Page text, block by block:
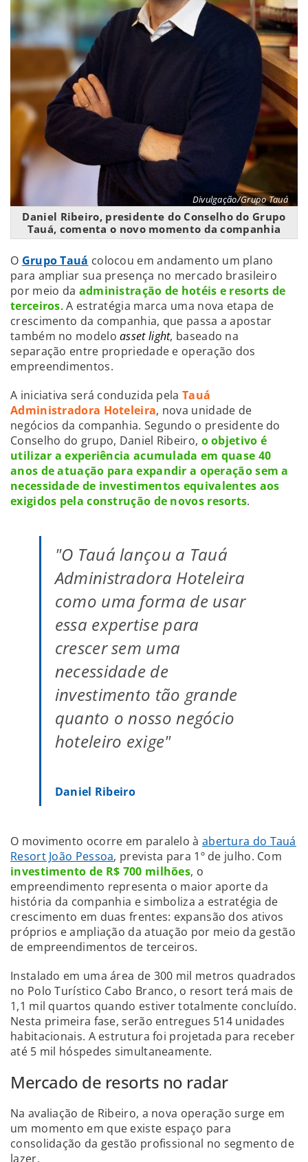
Divulgação/Grupo Tauá
Daniel Ribeiro, presidente do Conselho do Grupo
Tauá, comenta o novo momento da companhia
O Grupo Tauá colocou em andamento um plano
para ampliar sua presença no mercado brasileiro
por meio da administração de hotéis e resorts de
terceiros. A estratégia marca uma nova etapa de
crescimento da companhia, que passa a apostar
também no modeloasset light, baseado na
separação entre propriedade e operação dos
empreendimentos.
A iniciativa será conduzida pela Tauá
Administradora Hoteleira, nova unidade de
negócios da companhia. Segundo o presidente do
Conselho do grupo, Daniel Ribeiro, o objetivo é
utilizar a experiência acumulada em quase 40
anos de atuação para expandir a operação sem a
necessidade de investimentos equivalentes aos
exigidos pela construção de novos resorts.
"O Tauá lançou a Tauá
Administradora Hoteleira
como uma forma de usar
essa expertise para
crescer sem uma
necessidade de
investimento tão grande
quanto o nosso negócio
hoteleiro exige"
Daniel Ribeiro
O movimento ocorre em paralelo à abertura do Tauá
Resort João Pessoa, prevista para 1º de julho. Com
investimento de R$ 700 milhões, o
empreendimento representa o maior aporte da
história da companhia e simboliza a estratégia de
crescimento em duas frentes: expansão dos ativos
próprios e ampliação da atuação por meio da gestão
de empreendimentos de terceiros.
Instalado em uma área de 300 mil metros quadrados
no Polo Turístico Cabo Branco, o resort terá mais de
1,1 mil quartos quando estiver totalmente concluído.
Nesta primeira fase, serão entregues 514 unidades
habitacionais. A estrutura foi projetada para receber
até 5 mil hóspedes simultaneamente.
Mercado de resorts no radar
Na avaliação de Ribeiro, a nova operação surge em
um momento em que existe espaço para
consolidação da gestão profissional no segmento de
lazer.